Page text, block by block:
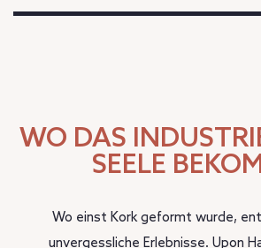
WO DAS
SEELE
Wo einst Kork geformt wurde,
unvergessliche Erlebnisse. Upon